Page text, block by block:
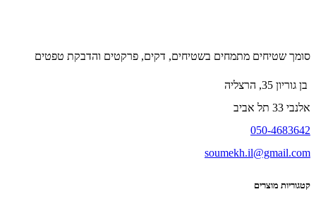
סומך שטיחים מתמחים בשטיחים, דקים, פרקטים והדבקת טפטים
בן גוריון 35, הרצליה
אלנבי 33 תל אביב
050-4683642
soumekh.il@gmail.com
קטגוריות מוצרים